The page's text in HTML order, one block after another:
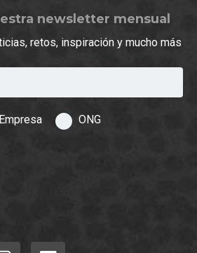
newsletter mensual
retos, inspiración y mucho más
Empresa ONG